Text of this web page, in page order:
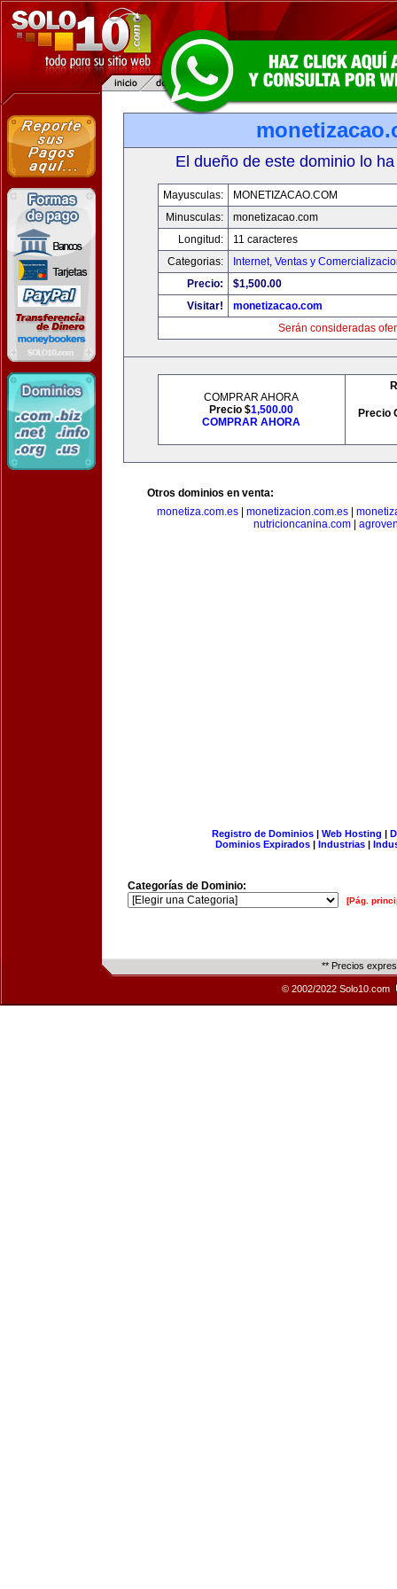
El dueño de este dominio lo
Mayusculas:
MONETIZACAO.COM
Minusculas:
monetizacao.com
Longitud:
11 caracteres
Categorias:
Internet, Ventas y
Precio:
$1,500.00
Visitar!
monetizacao.com
Serán consideradas
COMPRAR AHORA
Precio $1,500.00
COMPRAR AHORA
Precio
Otros dominios en venta:
monetiza.com.es| monetizacion.com.es|
nutricioncanina.com
Registro de Dominios| Web Hosting |
Dominios Expirados | Industrias |
Categorías de Dominio:
[Pág.
** Precios
© 2002/2022 Solo10.com